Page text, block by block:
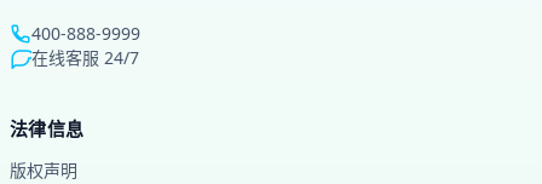
400-888-9999
在线客服 24/7
法律信息
版权声明